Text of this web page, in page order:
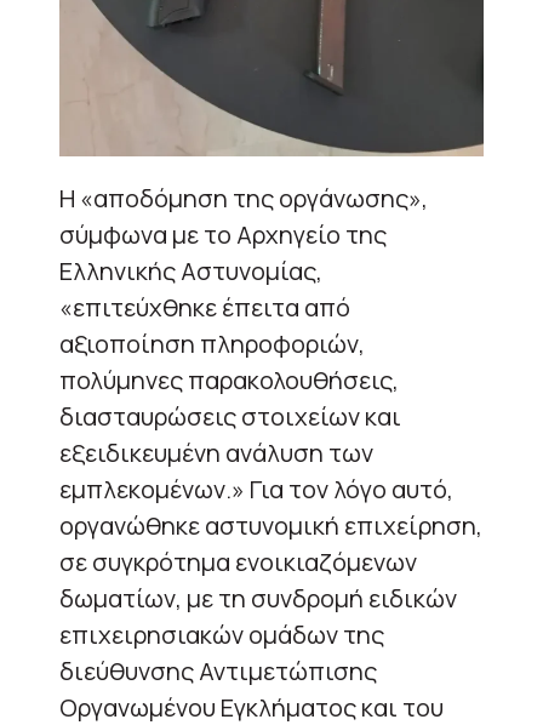
Η «αποδόμηση της οργάνωσης»,
σύμφωνα με το Αρχηγείο της
Ελληνικής Αστυνομίας,
«επιτεύχθηκε έπειτα από
αξιοποίηση πληροφοριών,
πολύμηνες παρακολουθήσεις,
διασταυρώσεις στοιχείων και
εξειδικευμένη ανάλυση των
εμπλεκομένων.» Για τον λόγο αυτό,
οργανώθηκε αστυνομική επιχείρηση,
σε συγκρότημα ενοικιαζόμενων
δωματίων, με τη συνδρομή ειδικών
επιχειρησιακών ομάδων της
διεύθυνσης Αντιμετώπισης
Οργανωμένου Εγκλήματος και του